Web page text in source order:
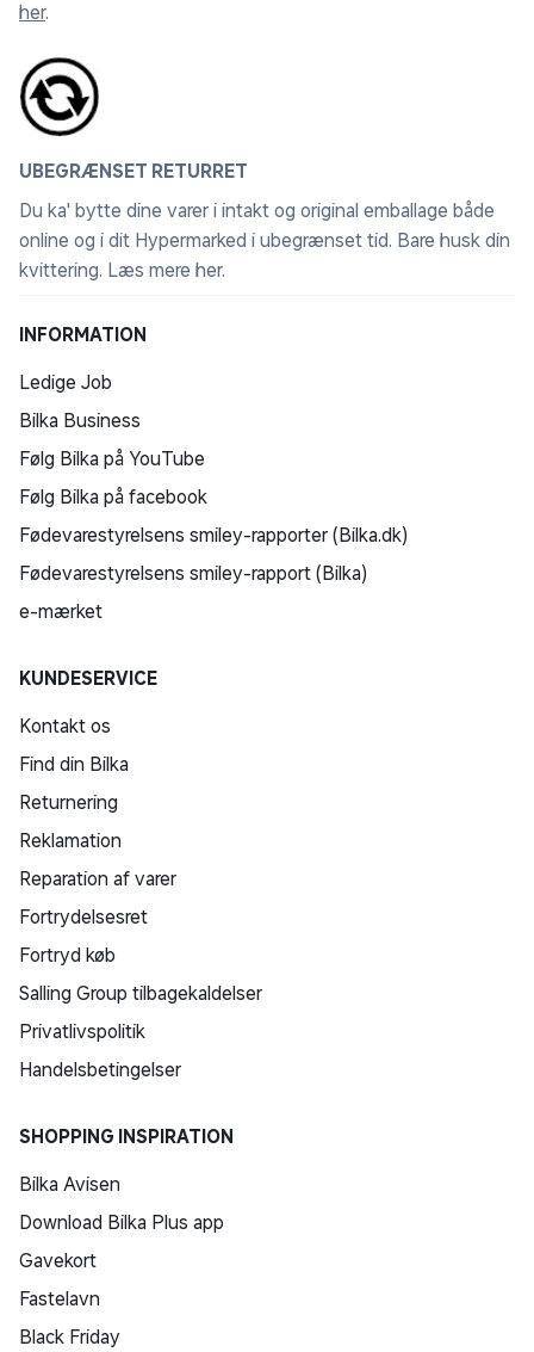
her.
UBEGRÆNSET RETURRET
Du ka' bytte dine varer i intakt og original emballage både
online og i dit Hypermarked i ubegrænset tid. Bare husk din
kvittering. Læs mere her.
INFORMATION
Ledige Job
Bilka Business
Følg Bilka på YouTube
Følg Bilka på facebook
Fødevarestyrelsens smiley-rapporter (Bilka.dk)
Fødevarestyrelsens smiley-rapport (Bilka)
e-mærket
KUNDESERVICE
Kontakt os
Find din Bilka
Returnering
Reklamation
Reparation af varer
Fortrydelsesret
Fortryd køb
Salling Group tilbagekaldelser
Privatlivspolitik
Handelsbetingelser
SHOPPING INSPIRATION
Bilka Avisen
Download Bilka Plus app
Gavekort
Fastelavn
Black Friday